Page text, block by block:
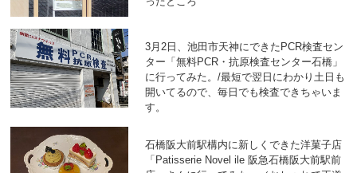
3月2日、池田市天神にできたPCR検査セン
ター「無料PCR・抗原検査センター石橋」
に行ってみた。/最短で翌日にわかり土日も
開いてるので、毎日でも検査できちゃいま
す。
石橋阪大前駅構内に新しくできた洋菓子店
「Patisserie Novel ile 阪急石橋阪大前駅前